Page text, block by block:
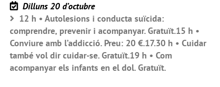
Dilluns 20 d’octubre
12 h • Autolesions i conducta suïcida:
comprendre, prevenir i acompanyar. Gratuït.15 h •
Conviure amb l’addicció. Preu: 20 €.17.30 h • Cuidar
també vol dir cuidar-se. Gratuït.19 h • Com
acompanyar els infants en el dol. Gratuït.